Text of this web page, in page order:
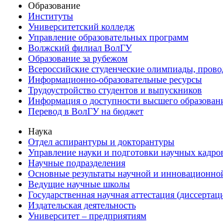
Образование
Институты
Университетский колледж
Управление образовательных программ
Волжский филиал ВолГУ
Образование за рубежом
Всероссийские студенческие олимпиады,
Информационно-образовательные ресурсы
Трудоустройство студентов и выпускников
Информация о доступности высшего
Перевод в ВолГУ на бюджет
Наука
Отдел аспирантуры и докторантуры
Управление науки и подготовки научных
Научные подразделения
Основные результаты научной и
Ведущие научные школы
Государственная научная аттестация
Издательская деятельность
Университет – предприятиям